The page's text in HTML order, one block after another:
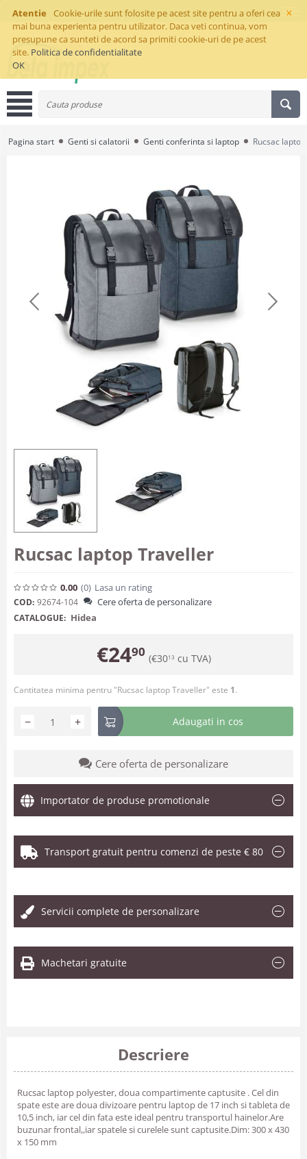
×
Atentie
Cookie-urile sunt folosite pe acest site pentru a oferi cea
mai buna experienta pentru utilizator. Daca veti continua, vom
presupune ca sunteti de acord sa primiti cookie-uri de pe acest
site. Politica de confidentialitate
OK
Pagina start Genti si calatorii Genti conferinta si laptop Rucsac
Rucsac laptop Traveller
0.00 (0) Lasa un rating
COD: 92674-104 Cere oferta de personalizare
CATALOGUE: Hidea
€2490 (€3013 cu TVA)
Cantitatea minima pentru "Rucsac laptop Traveller" este 1.
+
− Adaugati in cos
Cere oferta de personalizare
Importator de produse promotionale
Transport gratuit pentru comenzi de peste € 80
Servicii complete de personalizare
Machetari gratuite
Descriere
Rucsac laptop polyester, doua compartimente captusite . Cel din
spate este are doua divizoare pentru laptop de 17 inch si tableta de
10,5 inch, iar cel din fata este ideal pentru transportul hainelor.Are
buzunar frontal,,iar spatele si curelele sunt captusite.Dim: 300 x 430
x 150 mm